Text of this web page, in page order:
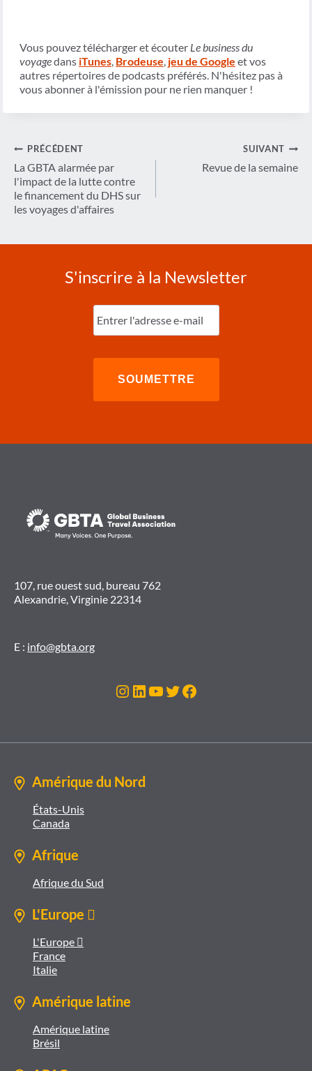
Vous pouvez télécharger et écouter Le business du
voyagedans iTunes, Brodeuse, jeu de Google et vos
autres répertoires de podcasts préférés. N'hésitez pas à
vous abonner à l'émission pour ne rien manquer !
Navigation
de
l’article
PRÉCÉDENT
La GBTA alarmée par
l'impact de la lutte contre
le financement du DHS sur
les voyages d'affaires
SUIVANT
Revue de la semaine
S'inscrire à la Newsletter
Entrez
l'e-
mail
107, rue ouest sud, bureau 762
Alexandrie, Virginie 22314
E : info@gbta.org
Instagram
LinkedIn
YouTube
Twitter
Facebook
Amérique du Nord
États-Unis
Canada
Afrique
Afrique du Sud
L'Europe 
L'Europe 
France
Italie
Amérique latine
Amérique latine
Brésil